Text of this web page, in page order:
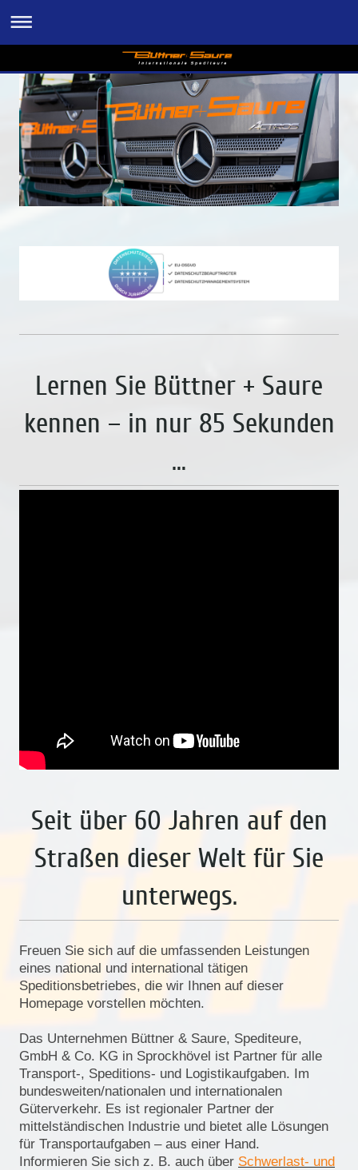
Lernen Sie Büttner + Saure
kennen – in nur 85 Sekunden
…
Seit über 60 Jahren auf den
Straßen dieser Welt für Sie
unterwegs.
Freuen Sie sich auf die umfassenden Leistungen
eines national und international tätigen
Speditionsbetriebes, die wir Ihnen auf dieser
Homepage vorstellen möchten.
Das Unternehmen Büttner & Saure, Spediteure,
GmbH & Co. KG in Sprockhövel ist Partner für alle
Transport-, Speditions- und Logistikaufgaben. Im
bundesweiten/nationalen und internationalen
Güterverkehr. Es ist regionaler Partner der
mittelständischen Industrie und bietet alle Lösungen
für Transportaufgaben – aus einer Hand.
Informieren Sie sich z. B. auch über Schwerlast- und